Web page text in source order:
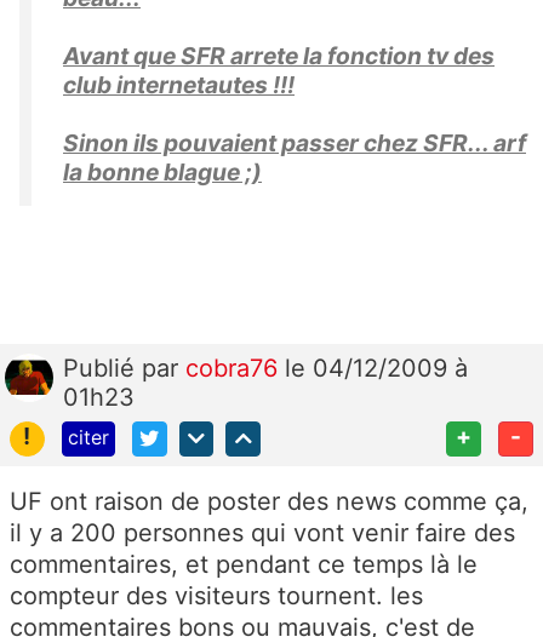
Avant que SFR arrete la fonction tv des
club internetautes !!!
Sinon ils pouvaient passer chez SFR... arf
la bonne blague ;)
Publié par cobra76 le 04/12/2009 à
01h23
!
citer + -
UF ont raison de poster des news comme ça,
il y a 200 personnes qui vont venir faire des
commentaires, et pendant ce temps là le
compteur des visiteurs tournent. les
commentaires bons ou mauvais, c'est de